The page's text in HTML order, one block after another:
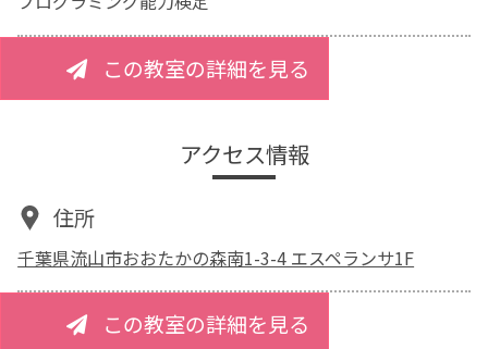
この教室の詳細を見る
アクセス情報
住所
千葉県流山市おおたかの森南1-3-4 エスペランサ1F
この教室の詳細を見る